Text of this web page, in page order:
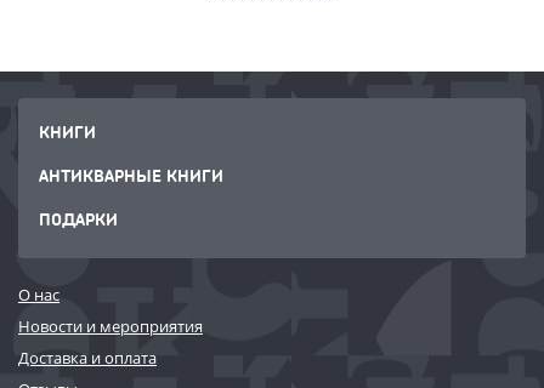
КНИГИ
АНТИКВАРНЫЕ КНИГИ
ПОДАРКИ
О нас
Новости и мероприятия
Доставка и оплата